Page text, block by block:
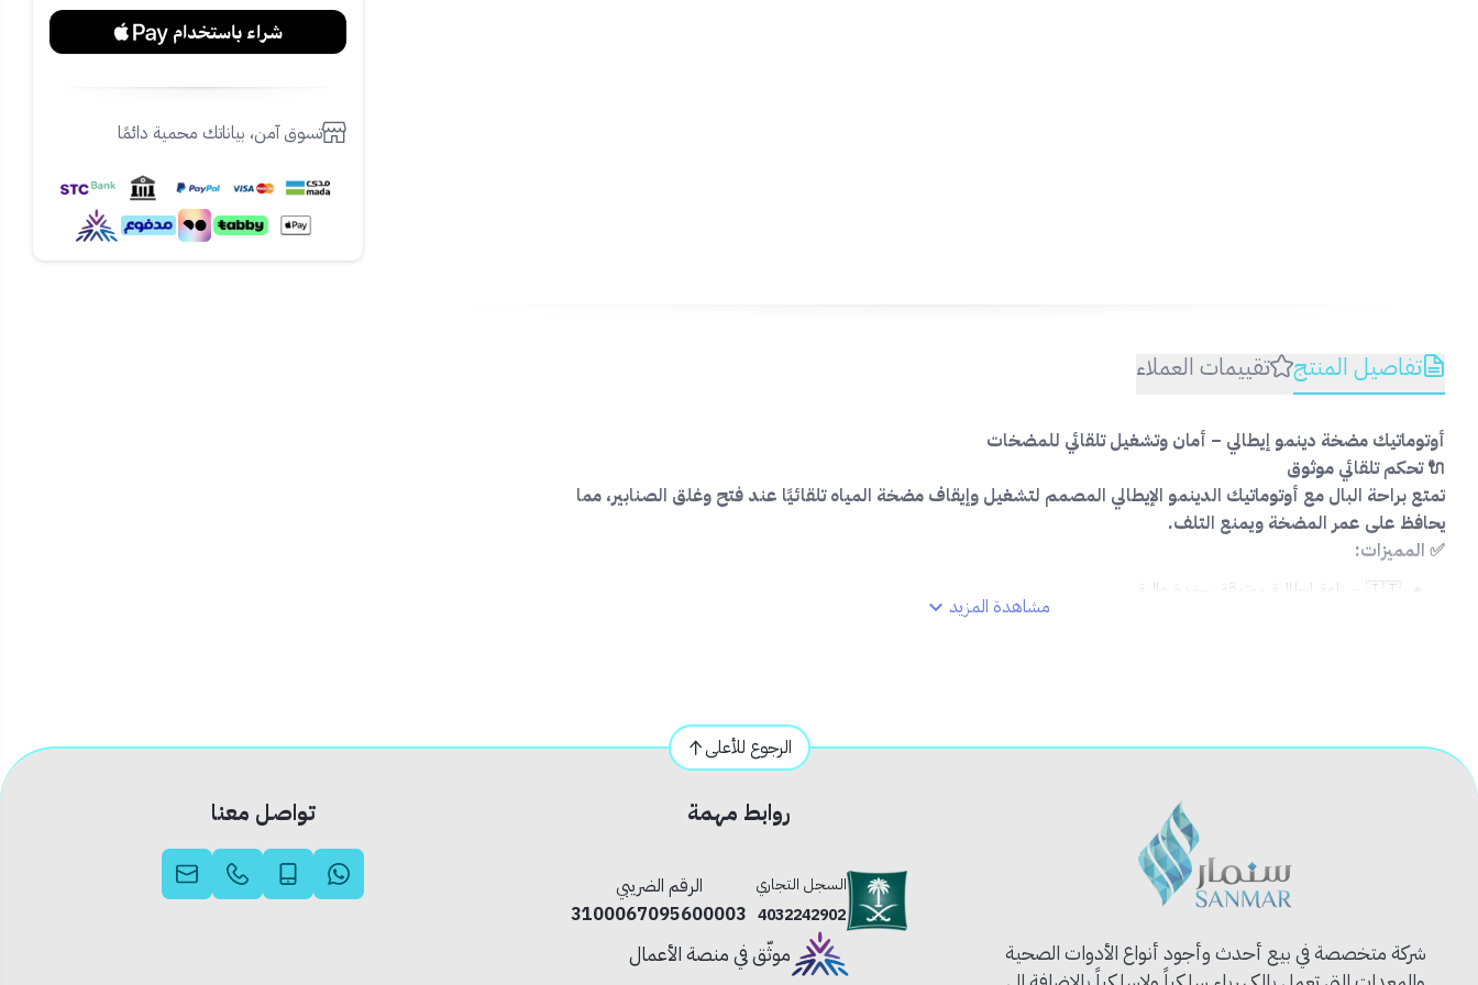
تسوق آمن، بياناتك محمية دائمًا
تفاصيل المنتج تقييمات العملاء
أوتوماتيك مضخة دينمو إيطالي – أمان وتشغيل تلقائي للمضخات
🔌 تحكم تلقائي موثوق
تمتع براحة البال مع أوتوماتيك الدينمو الإيطالي المصمم لتشغيل وإيقاف مضخة المياه تلقائيًا عند فتح وغلق الصنابير، مما
يحافظ على عمر المضخة ويمنع التلف.
✅ المميزات:
🇮🇹 صناعة إيطالية موثوقة بجودة عالية
📦محتويات المنتج:
كتيب تعليمات التركيب والاستخدام
خزانات المياه
أنظمة الري والتحكم بالمياه
مشاهدة المزيد
الرجوع للأعلى
شركة متخصصة في بيع أحدث وأجود أنواع الأدوات الصحية
روابط مهمة
السجل التجاري
4032242902
الرقم الضريبي
3100067095600003
موثّق في منصة الأعمال
تواصل معنا